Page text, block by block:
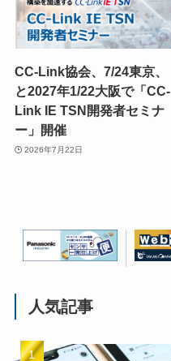
CC-Link協会、7/24東京、
と2027年1/22大阪で「CC-
Link IE TSN開発者セミナ
ー」開催
2026年7月22日
人気記事